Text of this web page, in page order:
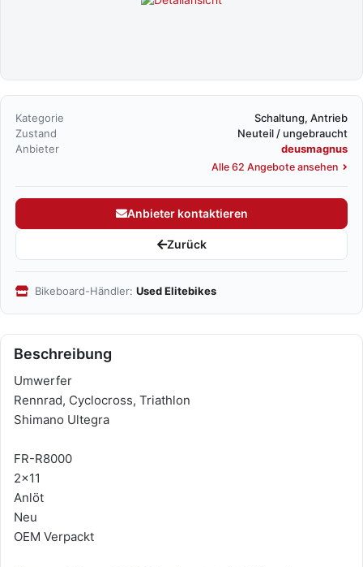
Kategorie
Schaltung, Antrieb
Zustand
Neuteil / ungebraucht
Anbieter
deusmagnus
Alle 62 Angebote ansehen
Anbieter kontaktieren
Zurück
Bikeboard-Händler: Used Elitebikes
Beschreibung
Umwerfer
Rennrad, Cyclocross, Triathlon
Shimano Ultegra
FR-R8000
2x11
Anlöt
Neu
OEM Verpackt